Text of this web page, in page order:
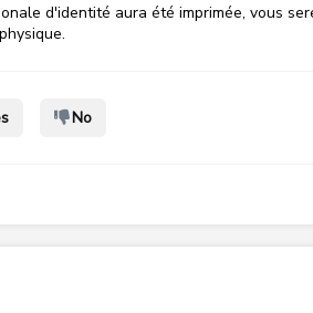
d'identité aura été imprimée, vous
No